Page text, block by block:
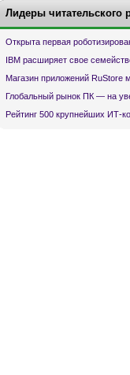
Лидеры читательского
Открыта первая
IBM расширяет свое
Магазин приложений RuStore
Глобальный рынок ПК — на
Рейтинг 500 крупнейших ИТ-